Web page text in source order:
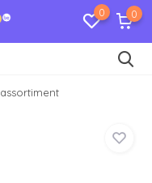
0 0
assortiment